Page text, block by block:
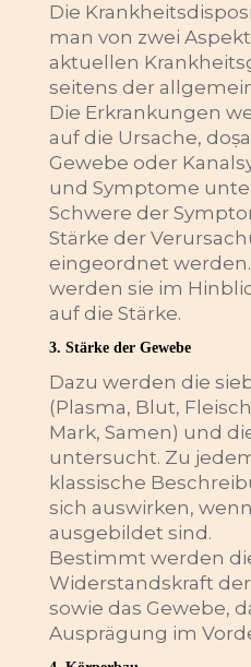
Die
man von zwei
aktuellen
seitens der
Die Erkrankungen
auf die Ursache,
Gewebe oder
und Symptome
Schwere der
Stärke der
eingeordnet
werden sie im
auf die Stärke.
3. Stärke der Gewebe
Dazu werden die
(Plasma, Blut,
Mark, Samen) und
untersucht. Zu
klassische
sich auswirken,
ausgebildet sind.
Bestimmt werden
Widerstandskraft
sowie das Gewebe,
Ausprägung im